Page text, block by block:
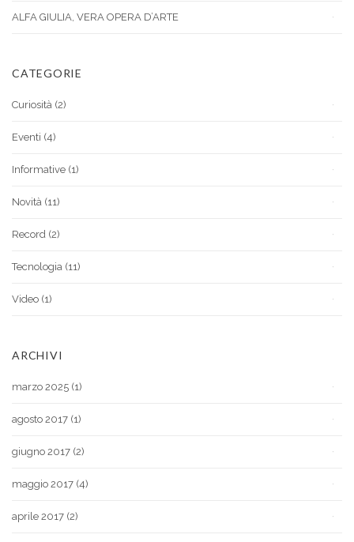
ALFA GIULIA, VERA OPERA D’ARTE
CATEGORIE
Curiosità (2)
Eventi (4)
Informative (1)
Novità (11)
Record (2)
Tecnologia (11)
Video (1)
ARCHIVI
marzo 2025 (1)
agosto 2017 (1)
giugno 2017 (2)
maggio 2017 (4)
aprile 2017 (2)